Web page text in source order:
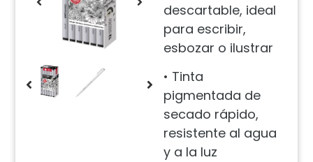
descartable, ideal
para escribir,
esbozar o ilustrar
• Tinta
pigmentada de
secado rápido,
resistente al agua
y a la luz